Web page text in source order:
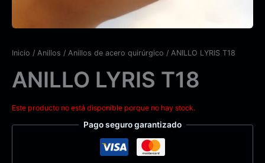
Inicio / Anillos / Anillos de acero quirúrgico / ANILLO LYRIS T18
ANILLO LYRIS T18
Este producto no está disponible porque no hay stock.
Pago seguro garantizado